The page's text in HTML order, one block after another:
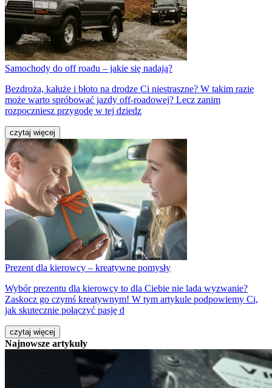
Samochody do off roadu – jakie się nadają?
Bezdroża, kałuże i błoto na drodze Ci niestraszne? W takim razie
może warto spróbować jazdy off-roadowej? Lecz zanim
rozpoczniesz przygodę w tej dziedz
czytaj więcej
Prezent dla kierowcy – kreatywne pomysły
Wybór prezentu dla kierowcy to dla Ciebie nie lada wyzwanie?
Zaskocz go czymś kreatywnym! W tym artykule podpowiemy Ci,
jak skutecznie połączyć pasję d
czytaj więcej
Najnowsze artykuły